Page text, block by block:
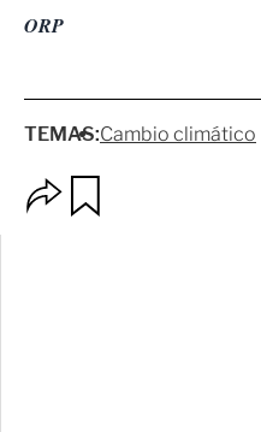
ORP
TEMAS:Cambio climático
p